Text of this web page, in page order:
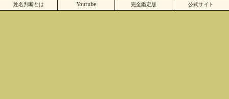
姓名判断とは Youtube 完全鑑定版 公式サイト